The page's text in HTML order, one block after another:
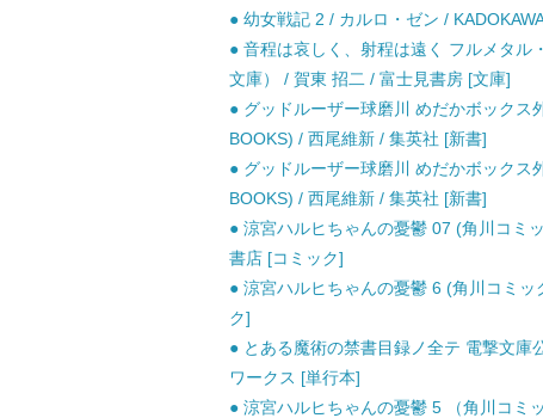
● 幼女戦記 2 / カルロ・ゼン /
● 音程は哀しく、射程は遠く フルメタル
文庫） / 賀東 招二 / 富士見書房 [文庫]
● グッドルーザー球磨川 めだかボックス
BOOKS) / 西尾維新 / 集英社 [新書]
● グッドルーザー球磨川 めだかボックス
BOOKS) / 西尾維新 / 集英社 [新書]
● 涼宮ハルヒちゃんの憂鬱 07 (角川コミ
書店 [コミック]
● 涼宮ハルヒちゃんの憂鬱 6 (角川コミ
ク]
● とある魔術の禁書目録ノ全テ 電撃文庫
ワークス [単行本]
● 涼宮ハルヒちゃんの憂鬱 5 （角川コミ